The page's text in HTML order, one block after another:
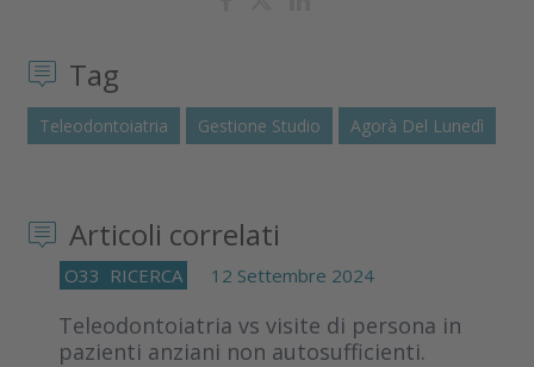
Tag
Teleodontoiatria Gestione Studio Agorà Del Lunedì
Articoli correlati
O33 RICERCA 12 Settembre 2024
Teleodontoiatria vs visite di persona in
pazienti anziani non autosufficienti.